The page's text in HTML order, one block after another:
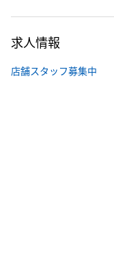
求人情報
店舗スタッフ募集中